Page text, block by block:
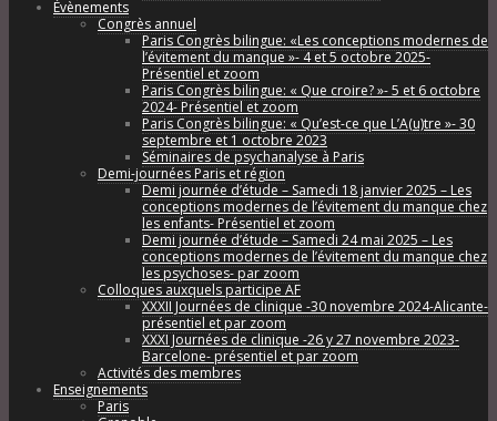
Évènements
Congrès annuel
Paris Congrès bilingue: «Les conceptions modernes de
l’évitement du manque »- 4 et 5 octobre 2025-
Présentiel et zoom
Paris Congrès bilingue: « Que croire? »- 5 et 6 octobre
2024- Présentiel et zoom
Paris Congrès bilingue: « Qu’est-ce que L’A(u)tre »- 30
septembre et 1 octobre 2023
Séminaires de psychanalyse à Paris
Demi-journées Paris et région
Demi journée d’étude – Samedi 18 janvier 2025 – Les
conceptions modernes de l’évitement du manque chez
les enfants- Présentiel et zoom
Demi journée d’étude – Samedi 24 mai 2025 – Les
conceptions modernes de l’évitement du manque chez
les psychoses- par zoom
Colloques auxquels participe AF
XXXII Journées de clinique -30 novembre 2024-Alicante-
présentiel et par zoom
XXXI Journées de clinique -26 y 27 novembre 2023-
Barcelone- présentiel et par zoom
Activités des membres
Enseignements
Paris